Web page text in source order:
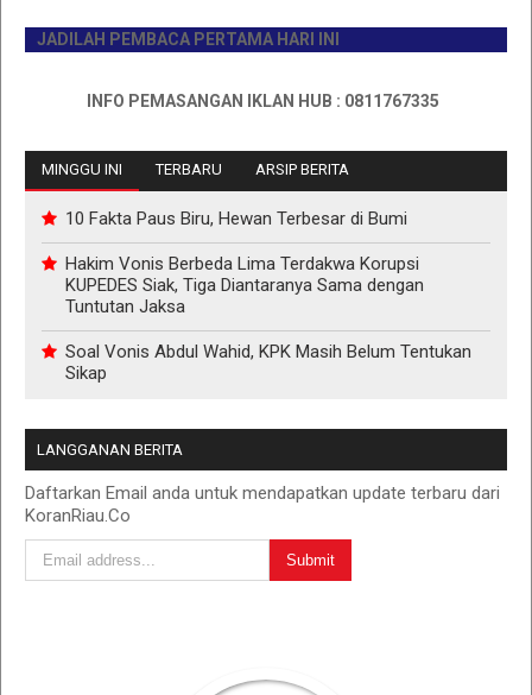
PEMBACA PERTAMA HARI INI
INFO PEMASANGAN IKLAN HUB : 0811767335
MINGGU INI TERBARU ARSIP BERITA
10 Fakta Paus Biru, Hewan Terbesar di Bumi
Hakim Vonis Berbeda Lima Terdakwa Korupsi
KUPEDES Siak, Tiga Diantaranya Sama dengan
Tuntutan Jaksa
Soal Vonis Abdul Wahid, KPK Masih Belum Tentukan
Sikap
LANGGANAN BERITA
Daftarkan Email anda untuk mendapatkan update terbaru dari
KoranRiau.Co